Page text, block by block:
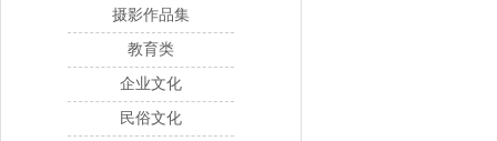
摄影作品集
教育类
企业文化
民俗文化